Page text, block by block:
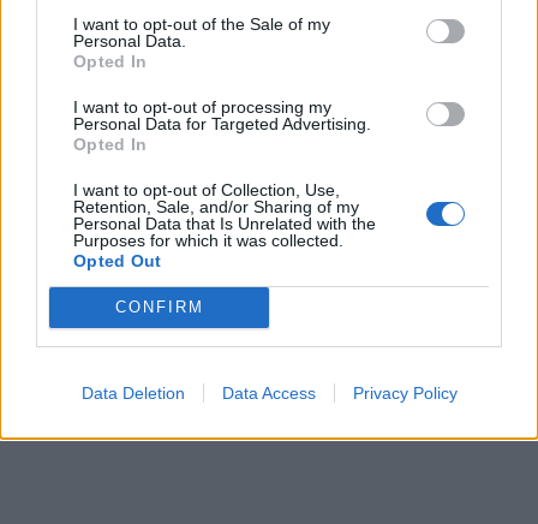
I want to opt-out of the Sale of my
Personal Data.
Opted In
I want to opt-out of processing my
Personal Data for Targeted Advertising.
Opted In
I want to opt-out of Collection, Use,
Retention, Sale, and/or Sharing of my
Personal Data that Is Unrelated with the
Purposes for which it was collected.
Opted Out
CONFIRM
Data Deletion Data Access Privacy Policy